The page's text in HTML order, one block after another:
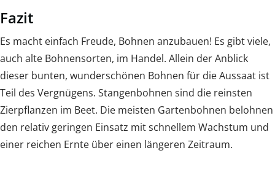
Fazit
Es macht einfach Freude, Bohnen anzubauen! Es gibt viele,
auch alte Bohnensorten, im Handel. Allein der Anblick
dieser bunten, wunderschönen Bohnen für die Aussaat ist
Teil des Vergnügens. Stangenbohnen sind die reinsten
Zierpflanzen im Beet. Die meisten Gartenbohnen belohnen
den relativ geringen Einsatz mit schnellem Wachstum und
einer reichen Ernte über einen längeren Zeitraum.